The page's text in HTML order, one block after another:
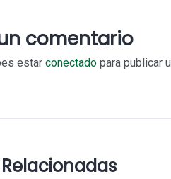
comentario
estar conectado para publicar